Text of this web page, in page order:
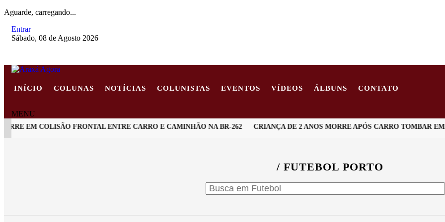
Aguarde, carregando...
Entrar
Sábado, 08 de Agosto 2026
INÍCIO COLUNAS NOTÍCIAS COLUNISTAS EVENTOS VÍDEOS ÁLBUNS CONTATO
MENU
EM COLISÃO FRONTAL ENTRE CARRO E CAMINHÃO NA BR-262 CRIANÇA DE 2 ANOS MORRE APÓS CARRO TOMBAR EM
/ FUTEBOL PORTO